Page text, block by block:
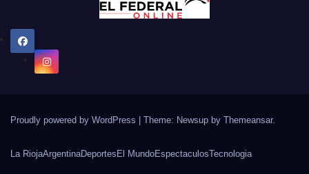
Proudly powered by WordPress Theme: Newsup by Themeansar.
La RiojaArgentinaDeportes El MundoEspectaculosTecnologia